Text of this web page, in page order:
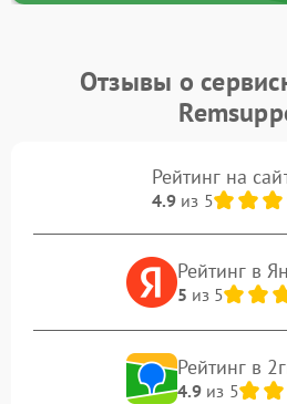
Отзывы о
Рейтинг на
4.9из 5
Рейтинг в
5 из 5
Рейтинг в
4.9из 5